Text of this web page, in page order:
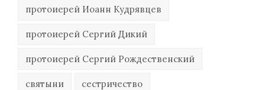
протоиерей Иоанн Кудрявцев
протоиерей Сергий Дикий
протоиерей Сергий Рождественский
святыни сестричество